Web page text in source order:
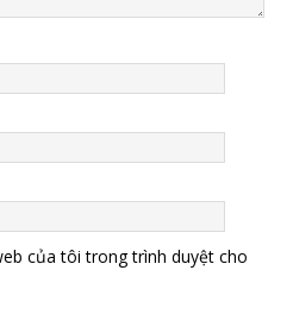
của tôi trong trình duyệt cho